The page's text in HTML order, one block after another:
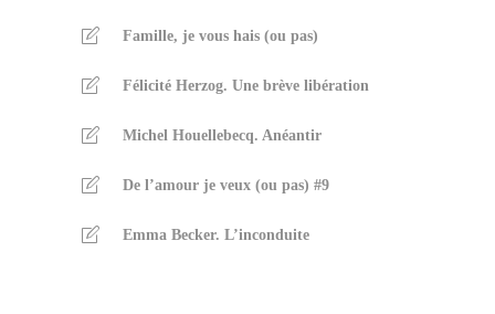
Famille, je vous hais (ou pas)
Félicité Herzog. Une brève libération
Michel Houellebecq. Anéantir
De l’amour je veux (ou pas) #9
Emma Becker. L’inconduite